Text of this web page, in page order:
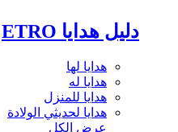
دليل هدايا ETRO
هدايا لها
هدايا له
هدايا للمنزل
هدايا لحديثي الولادة
عرض الكل